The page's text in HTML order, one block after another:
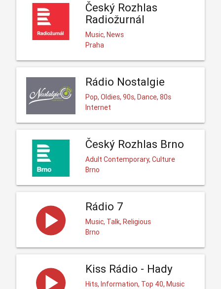
Český Rozhlas
Radiožurnál
Music, News
Praha
Rádio Nostalgie
Pop, Oldies, 90s, Dance, 80s
Internet
Český Rozhlas Brno
Adult Contemporary, Culture
Brno
Rádio 7
Music, Talk, Religious
Brno
Kiss Rádio - Hady
Hits, Information, Top 40, Music